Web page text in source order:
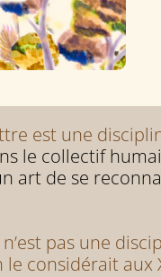
est une
le collectif
art de se
pas une
considérait aux